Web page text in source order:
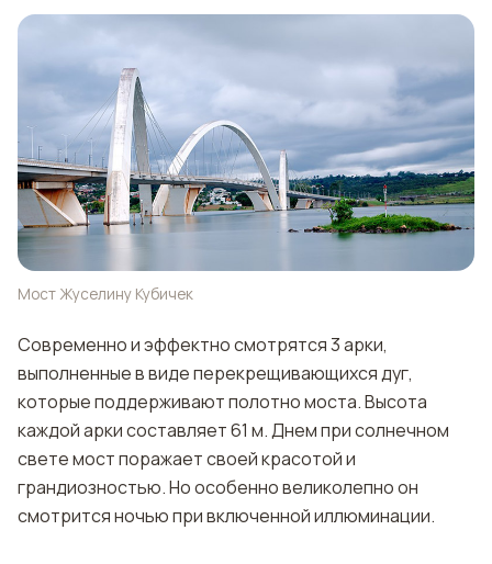
Мост Жуселину Кубичек
Современно и эффектно смотрятся 3 арки,
выполненные в виде перекрещивающихся дуг,
которые поддерживают полотно моста. Высота
каждой арки составляет 61 м. Днем при солнечном
свете мост поражает своей красотой и
грандиозностью. Но особенно великолепно он
смотрится ночью при включенной иллюминации.